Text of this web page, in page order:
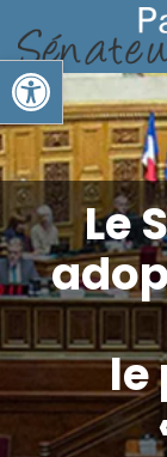
Ouvrir la barre d’outils
Le
le